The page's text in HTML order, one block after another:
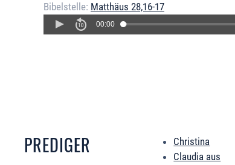
Bibelstelle: Matthäus 28,16-17
00:00
PREDIGER
Christina
Claudia aus